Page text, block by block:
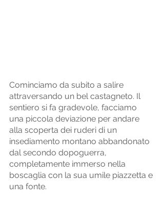
Cominciamo da subito a salire
attraversando un bel castagneto. Il
sentiero si fa gradevole, facciamo
una piccola deviazione per andare
alla scoperta dei ruderi di un
insediamento montano abbandonato
dal secondo dopoguerra,
completamente immerso nella
boscaglia con la sua umile piazzetta e
una fonte.